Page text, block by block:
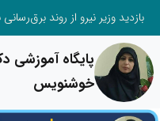
پایگاه آموزشی
خوشنویس